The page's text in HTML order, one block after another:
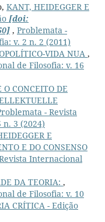
KANT, HEIDEGGER E
[doi:
, Problemata -
v. 2 n. 2 (2011)
VIDA NUA ,
de Filosofia: v. 16
O CONCEITO DE
- Revista
3 (2024)
E
E DO CONSENSO
Internacional
DA TEORIA: ,
de Filosofia: v. 10
CRÍTICA - Edição